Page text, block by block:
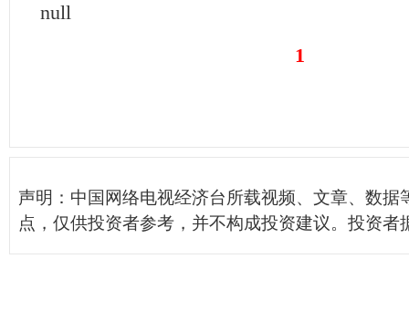
null
1
声明：中国网络电视经济台所载视频、文章、数据
点，仅供投资者参考，并不构成投资建议。投资者